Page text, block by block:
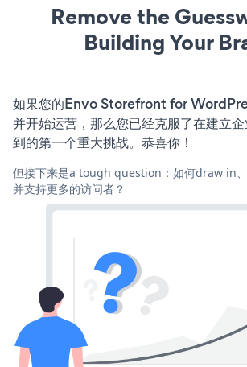
Remove the
Building Your
如果您的Envo Storefront for
并开始运营，那么您已经克服了在建立
到的第一个重大挑战。恭喜你！
但接下来是a tough question：如何draw in
并支持更多的访问者？